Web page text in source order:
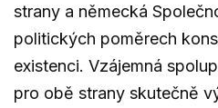
strany a německá
politických poměrech
existenci. Vzájemná
pro obě strany skutečně